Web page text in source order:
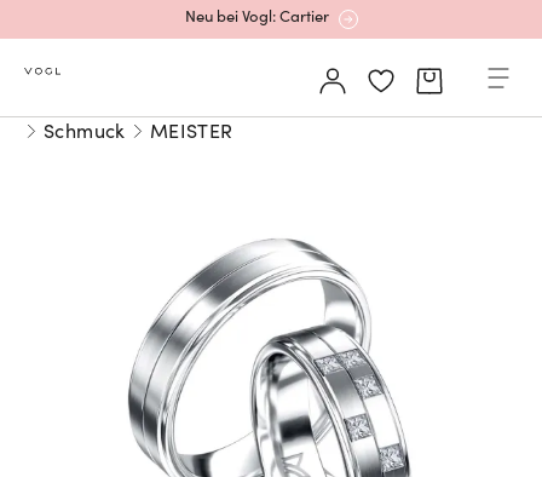
Neu bei Vogl: Cartier
Mehr erfahren: Ikonische Uhren von Cartier
Rolex Certified Pre-Owned entdecken
Neu bei Vogl: Uhren von Grand Seiko
Neu bei Vogl: Cartier
Schmuck MEISTER